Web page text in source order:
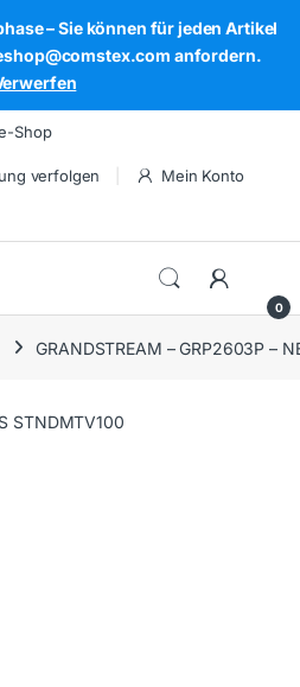
– Sie können für jeden Artikel
anfordern.
Shop
verfolgen Mein Konto
0
GRANDSTREAM – GRP2603P –